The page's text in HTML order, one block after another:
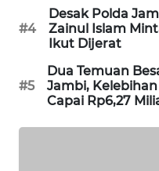
#4
Desak Polda
Zainul Islam
Ikut Dijerat
#5
Dua Temuan
Jambi,
Capai Rp6,27
SIDIKALANG
SIBARAGAS
NEWS